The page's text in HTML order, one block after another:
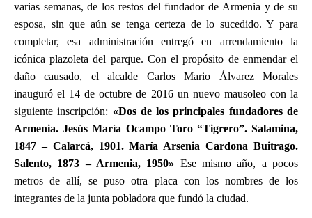
varias semanas, de los restos del fundador de Armenia y de su
esposa, sin que aún se tenga certeza de lo sucedido. Y para
completar, esa administración entregó en arrendamiento la
icónica plazoleta del parque. Con el propósito de enmendar el
daño causado, el alcalde Carlos Mario Álvarez Morales
inauguró el 14 de octubre de 2016 un nuevo mausoleo con la
siguiente inscripción: «Dos de los principales fundadores de
Armenia. Jesús María Ocampo Toro “Tigrero”. Salamina,
1847 – Calarcá, 1901. María Arsenia Cardona Buitrago.
Salento, 1873 – Armenia, 1950» Ese mismo año, a pocos
metros de allí, se puso otra placa con los nombres de los
integrantes de la junta pobladora que fundó la ciudad.